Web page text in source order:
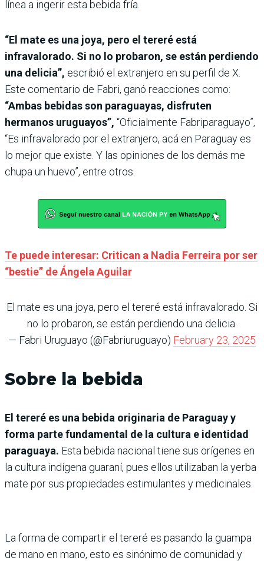
línea a ingerir esta bebida fría.
“El mate es una joya, pero el tereré está
infravalorado. Si no lo probaron, se están perdiendo
una delicia”, escribió el extranjero en su perfil de X.
Este comentario de Fabri, ganó reacciones como:
“Ambas bebidas son paraguayas, disfruten
hermanos uruguayos”, “Oficialmente Fabriparaguayo”,
“Es infravalorado por el extranjero, acá en Paraguay es
lo mejor que existe. Y las opiniones de los demás me
chupa un huevo”, entre otros.
Te puede interesar: Critican a Nadia Ferreira por ser
“bestie” de Ángela Aguilar
El mate es una joya, pero el tereré está infravalorado. Si
no lo probaron, se están perdiendo una delicia.
— Fabri Uruguayo (@Fabriuruguayo) February 23, 2025
Sobre la bebida
El tereré es una bebida originaria de Paraguay y
forma parte fundamental de la cultura e identidad
paraguaya. Esta bebida nacional tiene sus orígenes en
la cultura indígena guaraní, pues ellos utilizaban la yerba
mate por sus propiedades estimulantes y medicinales.
La forma de compartir el tereré es pasando la guampa
de mano en mano, esto es sinónimo de comunidad y